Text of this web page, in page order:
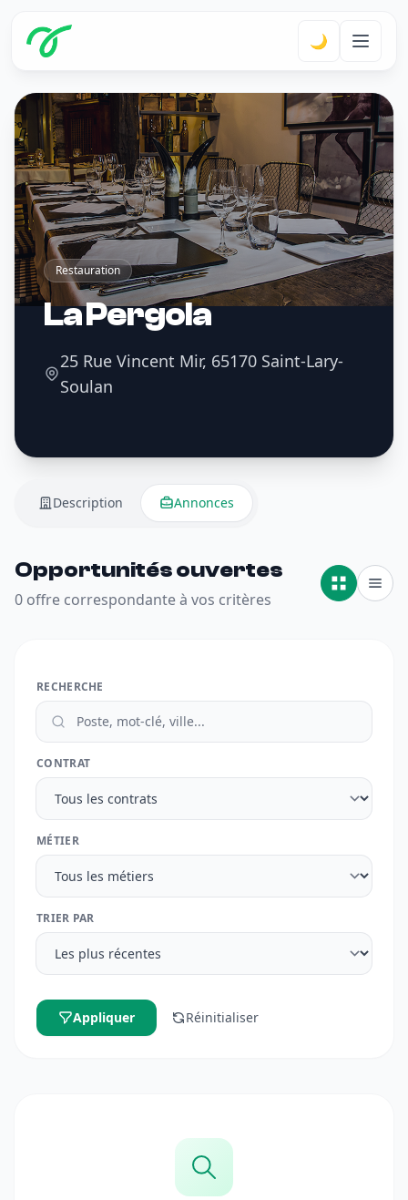
🌙
Restauration
La Pergola
25 Rue Vincent Mir, 65170 Saint-Lary-
Soulan
Description Annonces
Opportunités ouvertes
0 offre correspondante à vos critères
RECHERCHE
CONTRAT
MÉTIER
TRIER PAR
Appliquer Réinitialiser